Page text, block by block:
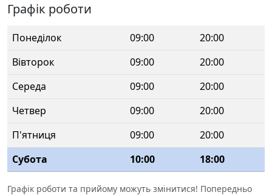
Графік роботи
Понеділок 09:00
20:00
Вівторок
09:00
20:00
Середа
09:00
20:00
Четвер
09:00
20:00
П'ятниця
09:00
20:00
Субота
10:00 18:00
Графік роботи та прийому можуть змінитися! Попередньо